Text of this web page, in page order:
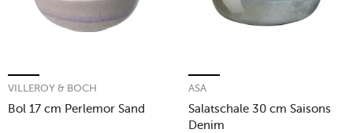
Bol 17 cm Perlemor Sand
VILLEROY & BOCH
Salatschale 30 cm Saisons
Denim
ASA